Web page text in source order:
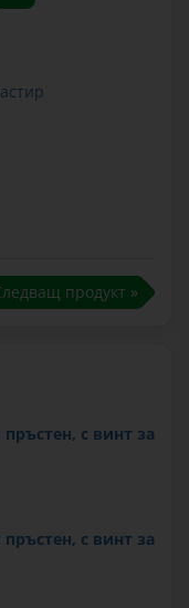
продукт »
с винт за
с винт за